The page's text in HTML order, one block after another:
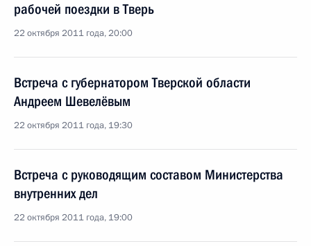
рабочей поездки в Тверь
22 октября 2011 года, 20:00
Встреча с губернатором Тверской области
Андреем Шевелёвым
22 октября 2011 года, 19:30
Встреча с руководящим составом Министерства
внутренних дел
22 октября 2011 года, 19:00